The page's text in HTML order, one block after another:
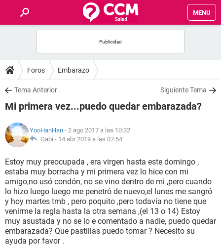
MENU
FOROS
SALUD
FAMILIA
NUTRICIÓN
BIENESTAR
SEXUALIDAD
GLOSARIO
Foros Embarazo
Tema Anterior Siguiente Tema
Mi primera vez...puedo quedar embarazada?
YooHanHan - 2 ago 2017 a las 10:32
Gabi - 14 abr 2019 a las 07:54
Estoy muy preocupada , era virgen hasta este domingo ,
estaba muy borracha y mi primera vez lo hice con mi
amigo,no usó condón, no se vino dentro de mi ,pero cuando
lo hizo luego luego me penetró de nuevo,el lunes me sangró
y hoy martes tmb , pero poquito ,pero todavía no tiene que
venirme la regla hasta la otra semana ,(el 13 o 14) Estoy
muy asustada y no se lo e comentado a nadie, puedo quedar
embarazada? Que pastillas puedo tomar ? Necesito su
ayuda por favor .